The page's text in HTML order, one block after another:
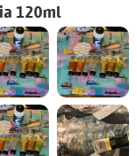
120ml